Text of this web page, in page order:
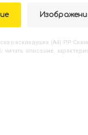
раскладушка (А4) РР
читать описание,